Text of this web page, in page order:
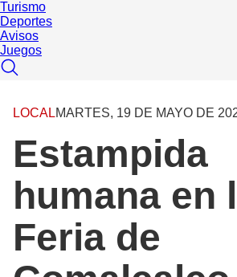
Turismo
Deportes
Avisos
Juegos
LOCALMARTES, 19 DE MAYO DE
Estampida
humana en
Feria de